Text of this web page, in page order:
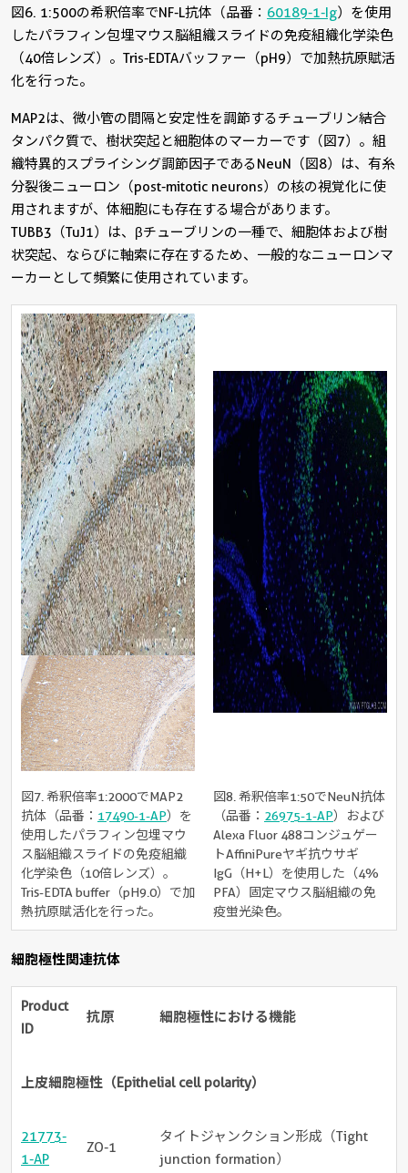
図6. 1:500の希釈倍率でNF-L抗体（品番： 60189-1-Ig）を使用
したパラフィン包埋マウス脳組織スライドの免疫組織化学染色
（40倍レンズ）。Tris-EDTAバッファー（pH9）で加熱抗原賦活
化を行った。
MAP2は、微小管の間隔と安定性を調節するチューブリン結合
タンパク質で、樹状突起と細胞体のマーカーです（図7）。組
織特異的スプライシング調節因子であるNeuN（図8）は、有糸
分裂後ニューロン（post-mitotic neurons）の核の視覚化に使
用されますが、体細胞にも存在する場合があります。
TUBB3（TuJ1）は、βチューブリンの一種で、細胞体および樹
状突起、ならびに軸索に存在するため、一般的なニューロンマ
ーカーとして頻繁に使用されています。
図7. 希釈倍率1:2000でMAP2
抗体（品番： 17490-1-AP）を
使用したパラフィン包埋マウ
ス脳組織スライドの免疫組織
化学染色（10倍レンズ）。
Tris-EDTA buffer（pH9.0）で加
熱抗原賦活化を行った。
図8. 希釈倍率1:50でNeuN抗体
（品番： 26975-1-AP）および
Alexa Fluor 488コンジュゲー
トAffiniPureヤギ抗ウサギ
IgG（H+L）を使用した（4%
PFA）固定マウス脳組織の免
疫蛍光染色。
細胞極性関連抗体
Product
ID
抗原 細胞極性における機能
上皮細胞極性（Epithelial cell polarity）
21773-
1-AP
ZO-1
タイトジャンクション形成（Tight
junction formation）